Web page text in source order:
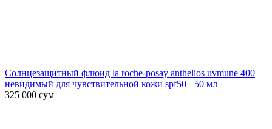
Солнцезащитный флюид la roche-posay anthelios uvmune 400
невидимый для чувствительной кожи spf50+ 50 мл
325 000 сум